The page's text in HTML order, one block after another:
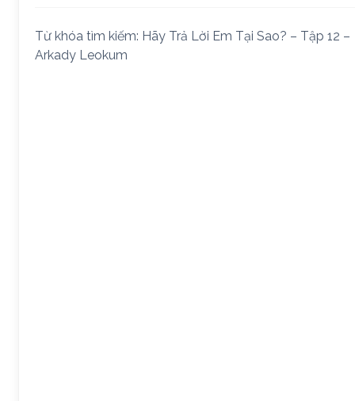
Từ khóa tìm kiếm: Hãy Trả Lời Em Tại Sao? – Tập 12 –
Arkady Leokum